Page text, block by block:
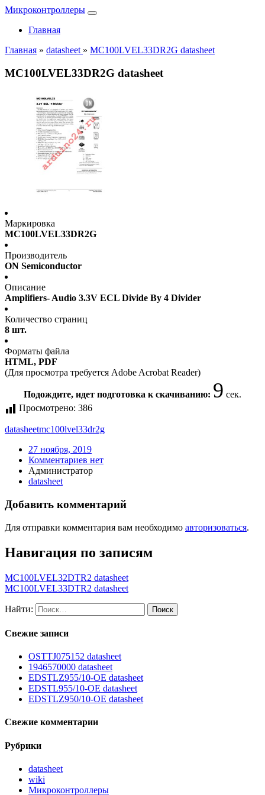
Микроконтроллеры
Главная
Главная » datasheet » MC100LVEL33DR2G datasheet
MC100LVEL33DR2G datasheet
Маркировка
MC100LVEL33DR2G
Производитель
ON Semiconductor
Описание
Amplifiers- Audio 3.3V ECL Divide By 4 Divider
Количество страниц
8 шт.
Форматы файла
HTML, PDF
(Для просмотра требуется Adobe Acrobat Reader)
Подождите, идет подготовка к скачиванию: 9 сек.
Просмотрено: 386
datasheetmc100lvel33dr2g
27 ноября, 2019
Комментариев нет
Администратор
datasheet
Добавить комментарий
Для отправки комментария вам необходимо авторизоваться.
Навигация по записям
MC100LVEL32DTR2 datasheet
MC100LVEL33DTR2 datasheet
Найти:
Свежие записи
OSTTJ075152 datasheet
1946570000 datasheet
EDSTLZ955/10-OE datasheet
EDSTL955/10-OE datasheet
EDSTLZ950/10-OE datasheet
Свежие комментарии
Рубрики
datasheet
wiki
Микроконтроллеры